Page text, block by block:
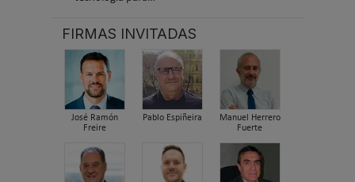
FIRMAS INVITADAS
José Ramón
Freire
Pablo Espiñeira
Manuel Herrero
Fuerte